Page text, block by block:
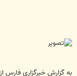
به گزارش خبرگزاری فارس